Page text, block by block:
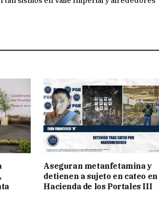
Aseguran metanfetamina y
detienen a sujeto en cateo en
Hacienda de los Portales III